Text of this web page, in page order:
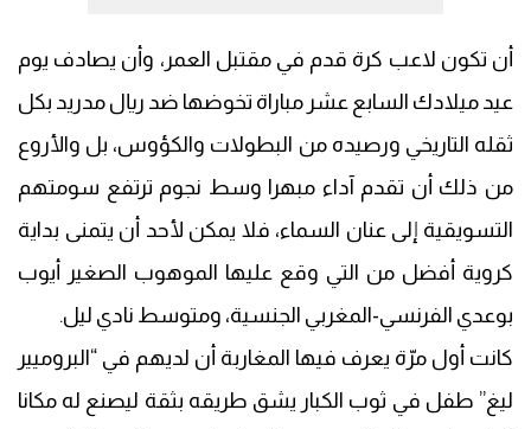
أن تكون لاعب كرة قدم في مقتبل العمر، وأن يصادف يوم
عيد ميلادك السابع عشر مباراة تخوضها ضد ريال مدريد بكل
ثقله التاريخي ورصيده من البطولات والكؤوس، بل والأروع
من ذلك أن تقدم آداء مبهرا وسط نجوم ترتفع سومتهم
التسويقية إلى عنان السماء، فلا يمكن لأحد أن يتمنى بداية
كروية أفضل من التي وقع عليها الموهوب الصغير أيوب
بوعدي الفرنسي-المغربي الجنسية، ومتوسط نادي ليل.
كانت أول مرّة يعرف فيها المغاربة أن لديهم في “البروميير
ليغ” طفل في ثوب الكبار يشق طريقه بثقة ليصنع له مكانا